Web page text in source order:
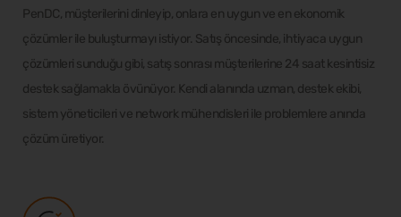
PenDC, müşterilerini dinleyip, onlara en uygun ve en ekonomik
çözümler ile buluşturmayı istiyor. Satış öncesinde, ihtiyaca uygun
çözümleri sunduğu gibi, satış sonrası müşterilerine 24 saat kesintisiz
destek sağlamakla övünüyor. Kendi alanında uzman, destek ekibi,
sistem yöneticileri ve network mühendisleri ile problemlere anında
çözüm üretiyor.